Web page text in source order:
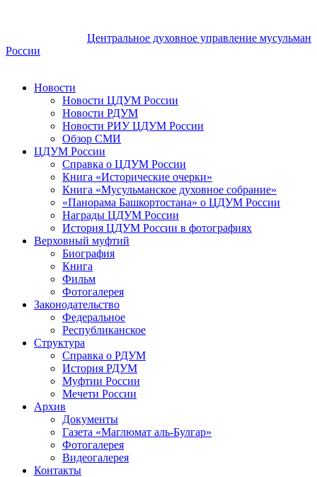
Центральное духовное управление мусульман
России
Новости
Новости ЦДУМ России
Новости РДУМ
Новости РИУ ЦДУМ России
Обзор СМИ
ЦДУМ России
Справка о ЦДУМ России
Книга «Исторические очерки»
Книга «Мусульманское духовное собрание»
«Панорама Башкортостана» о ЦДУМ России
Награды ЦДУМ России
История ЦДУМ России в фотографиях
Верховный муфтий
Биография
Книга
Фильм
Фотогалерея
Законодательство
Федеральное
Республиканское
Структура
Справка о РДУМ
История РДУМ
Муфтии России
Мечети России
Архив
Документы
Газета «Маглюмат аль-Булгар»
Фотогалерея
Видеогалерея
Контакты